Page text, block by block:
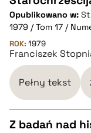
CZYSTY TEKST
pobierz cytat
pobierz cytat
Opublikowano w:
1979 / Tom 17 /
ROK: 1979
Franciszek
Pełny tekst
Z badań nad